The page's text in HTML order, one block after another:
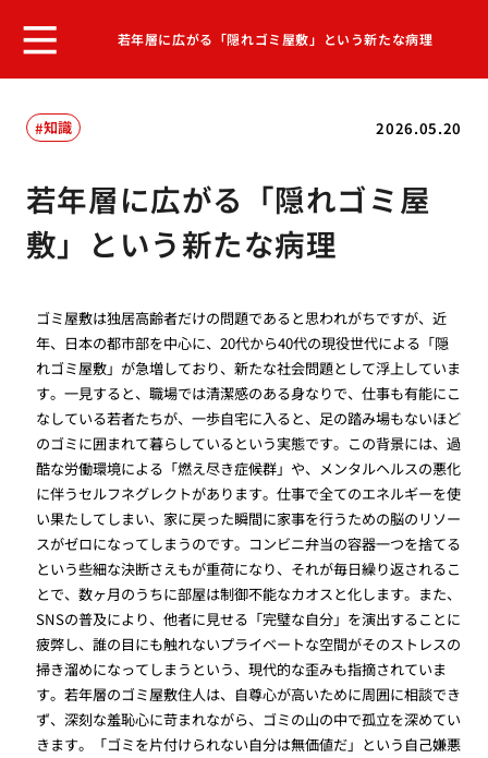
若年層に広がる「隠れゴミ屋敷」という新たな病理
2026.05.20
知識
若年層に広がる「隠れゴミ屋
敷」という新たな病理
ゴミ屋敷は独居高齢者だけの問題であると思われがちですが、近
年、日本の都市部を中心に、20代から40代の現役世代による「隠
れゴミ屋敷」が急増しており、新たな社会問題として浮上していま
す。一見すると、職場では清潔感のある身なりで、仕事も有能にこ
なしている若者たちが、一歩自宅に入ると、足の踏み場もないほど
のゴミに囲まれて暮らしているという実態です。この背景には、過
酷な労働環境による「燃え尽き症候群」や、メンタルヘルスの悪化
に伴うセルフネグレクトがあります。仕事で全てのエネルギーを使
い果たしてしまい、家に戻った瞬間に家事を行うための脳のリソー
スがゼロになってしまうのです。コンビニ弁当の容器一つを捨てる
という些細な決断さえもが重荷になり、それが毎日繰り返されるこ
とで、数ヶ月のうちに部屋は制御不能なカオスと化します。また、
SNSの普及により、他者に見せる「完璧な自分」を演出することに
疲弊し、誰の目にも触れないプライベートな空間がそのストレスの
掃き溜めになってしまうという、現代的な歪みも指摘されていま
す。若年層のゴミ屋敷住人は、自尊心が高いために周囲に相談でき
ず、深刻な羞恥心に苛まれながら、ゴミの山の中で孤立を深めてい
きます。「ゴミを片付けられない自分は無価値だ」という自己嫌悪